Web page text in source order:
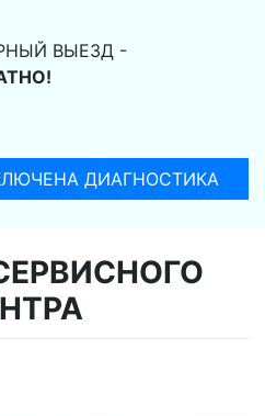
ВЫЕЗД -
ДИАГНОСТИКА